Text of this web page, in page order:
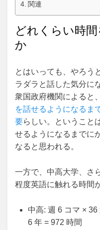
関連
どれくらい時
か
とはいっても、やろう
ラダラと話した気分に
衆国政府機関によると、
を話せるようになるま
要らしい。ということ
せるようになるまでに
なると思われる。
一方で、中高大学、さ
程度英語に触れる時間
中高: 週 6 コマ ×
6 年 = 972 時間